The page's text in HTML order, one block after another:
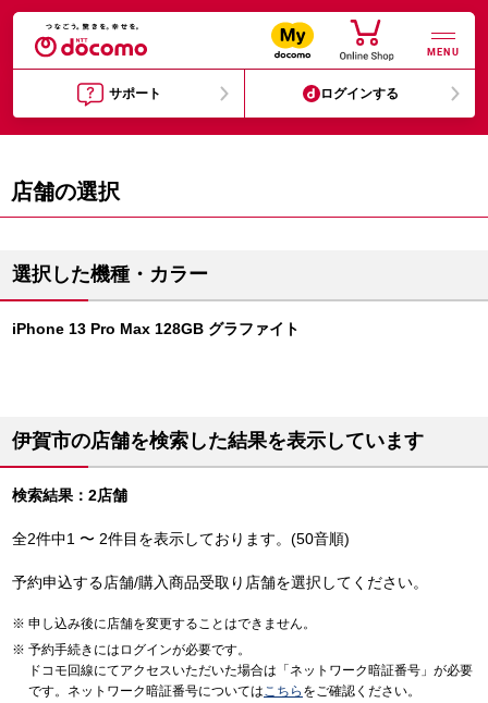
MENU
サポート ログインする
店舗の選択
選択した機種・カラー
iPhone 13 Pro Max 128GB グラファイト
伊賀市の店舗を検索した結果を表示しています
検索結果：2店舗
全2件中1 〜 2件目を表示しております。(50音順)
予約申込する店舗/購入商品受取り店舗を選択してください。
申し込み後に店舗を変更することはできません。
予約手続きにはログインが必要です。
ドコモ回線にてアクセスいただいた場合は「ネットワーク暗証番号」が必要
です。ネットワーク暗証番号についてはこちら をご確認ください。